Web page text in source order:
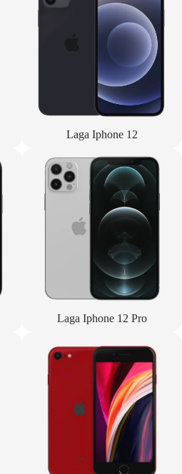
Laga Iphone 12
Laga Iphone 12 Pro